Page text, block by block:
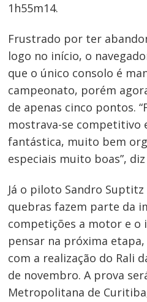
1h55m14.
Frustrado por ter
logo no início, o
que o único consolo é
campeonato, porém
de apenas cinco pontos.
mostrava-se competitivo
fantástica, muito bem
especiais muito boas”,
Já o piloto Sandro
quebras fazem parte da
competições a motor e o
pensar na próxima
com a realização do Rali
de novembro. A prova
Metropolitana de
Navegação
de
Post